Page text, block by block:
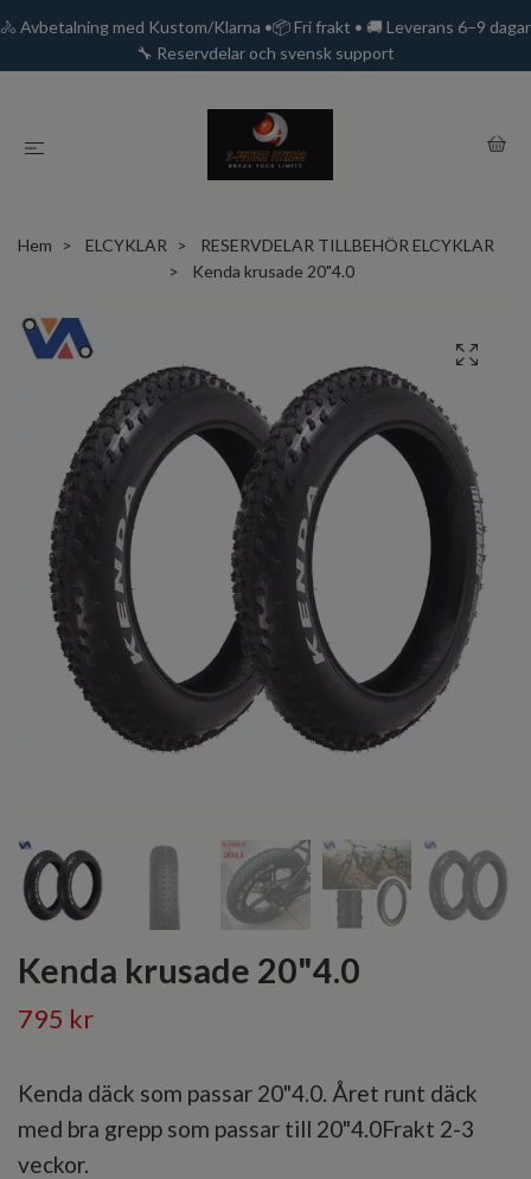
🚴 Avbetalning med Kustom/Klarna •📦 Fri frakt • 🚚 Leverans 6–9 dagar
🔧 Reservdelar och svensk support
Hem ELCYKLAR
RESERVDELAR TILLBEHÖR ELCYKLAR
Kenda krusade 20"4.0
Kenda krusade 20"4.0
795 kr
Kenda däck som passar 20"4.0. Året runt däck
med bra grepp som passar till 20"4.0Frakt 2-3
veckor.